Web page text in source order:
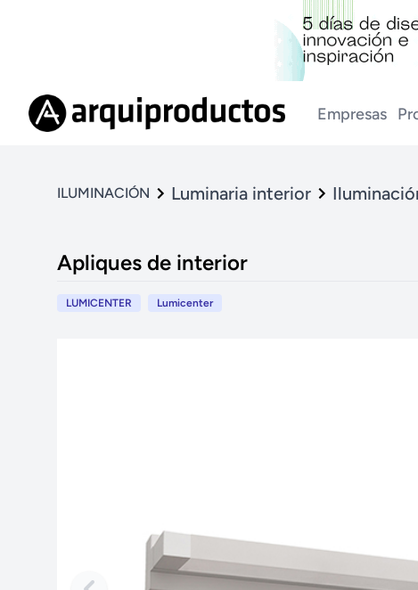
Empresas
ILUMINACIÓN Luminaria interior
Apliques de interior
LUMICENTER Lumicenter